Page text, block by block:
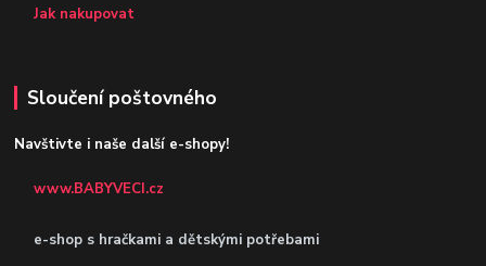
Jak nakupovat
Sloučení poštovného
Navštivte i naše další e-shopy!
www.BABYVECI.cz
e-shop s hračkami a dětskými potřebami